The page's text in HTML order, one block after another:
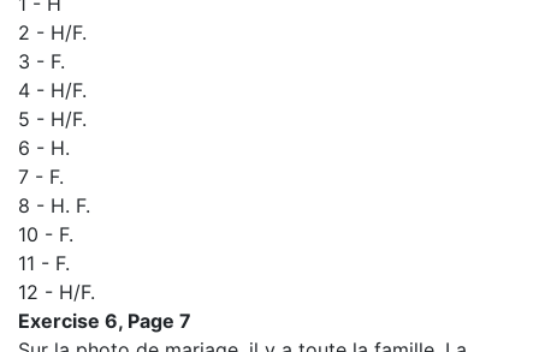
2 - H/F.
3 - F.
4 - H/F.
5 - H/F.
6 - H.
7 - F.
8 - H. F.
10 - F.
11 - F.
12 - H/F.
Exercise 6, Page 7